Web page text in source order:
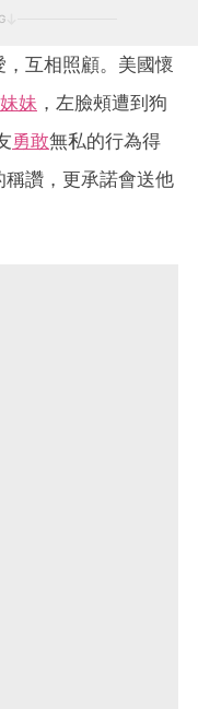
，互相照顧。美國懷
妹妹 ，左臉頰遭到狗
勇敢無私的行為得
讚，更承諾會送他